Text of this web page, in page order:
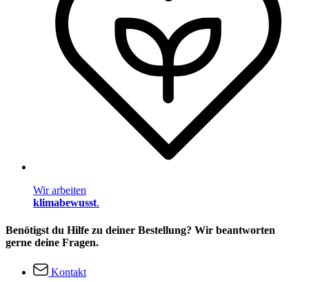
Wir arbeiten
klimabewusst.
Benötigst du Hilfe zu deiner Bestellung? Wir beantworten
gerne deine Fragen.
Kontakt